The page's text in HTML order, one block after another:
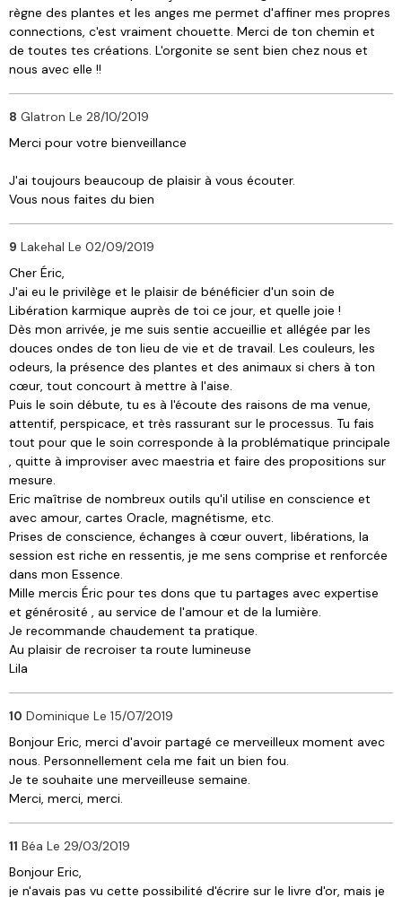
règne des plantes et les anges me permet d'affiner mes propres
connections, c'est vraiment chouette. Merci de ton chemin et
de toutes tes créations. L'orgonite se sent bien chez nous et
nous avec elle !!
8 Glatron Le 28/10/2019
Merci pour votre bienveillance
J'ai toujours beaucoup de plaisir à vous écouter.
Vous nous faites du bien
9 Lakehal Le 02/09/2019
Cher Éric,
J'ai eu le privilège et le plaisir de bénéficier d'un soin de
Libération karmique auprès de toi ce jour, et quelle joie !
Dès mon arrivée, je me suis sentie accueillie et allégée par les
douces ondes de ton lieu de vie et de travail. Les couleurs, les
odeurs, la présence des plantes et des animaux si chers à ton
cœur, tout concourt à mettre à l'aise.
Puis le soin débute, tu es à l'écoute des raisons de ma venue,
attentif, perspicace, et très rassurant sur le processus. Tu fais
tout pour que le soin corresponde à la problématique principale
, quitte à improviser avec maestria et faire des propositions sur
mesure.
Eric maîtrise de nombreux outils qu'il utilise en conscience et
avec amour, cartes Oracle, magnétisme, etc.
Prises de conscience, échanges à cœur ouvert, libérations, la
session est riche en ressentis, je me sens comprise et renforcée
dans mon Essence.
Mille mercis Éric pour tes dons que tu partages avec expertise
et générosité , au service de l'amour et de la lumière.
Je recommande chaudement ta pratique.
Au plaisir de recroiser ta route lumineuse
Lila
10 Dominique Le 15/07/2019
Bonjour Eric, merci d'avoir partagé ce merveilleux moment avec
nous. Personnellement cela me fait un bien fou.
Je te souhaite une merveilleuse semaine.
Merci, merci, merci.
11 Béa Le 29/03/2019
Bonjour Eric,
je n'avais pas vu cette possibilité d'écrire sur le livre d'or, mais je